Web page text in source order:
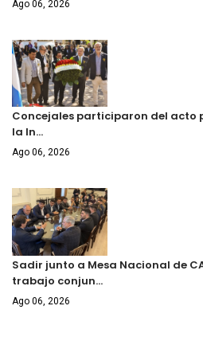
Ago 06, 2026
Concejales participaron del acto
la In…
Ago 06, 2026
Sadir junto a Mesa Nacional de
trabajo conjun…
Ago 06, 2026